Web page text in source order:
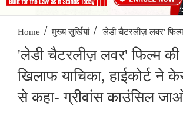
Home / मुख्य सुर्खियां / 'लेडी चैटरलीज़ लवर'
'लेडी चैटरलीज़ लवर' फिल्म की
खिलाफ याचिका, हाईकोर्ट ने
से कहा- ग्रीवांस काउंसिल